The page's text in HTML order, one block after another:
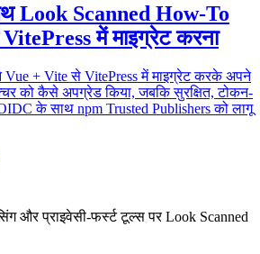
Look Scanned How-To
में माइग्रेट करना
Vue + Vite से VitePress में माइग्रेट करके अपने
को कैसे अपग्रेड किया, जबकि सुरक्षित, टोकन-
के साथ npm Trusted Publishers को लागू
और प्राइवेसी-फर्स्ट टूल्स पर Look Scanned